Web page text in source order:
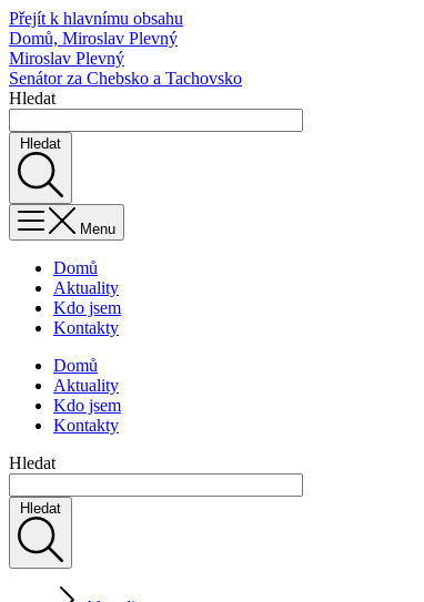
Přejít k hlavnímu obsahu
Domů, Miroslav Plevný
Miroslav Plevný
Senátor za Chebsko a Tachovsko
Hledat
Hledat
Menu
Domů
Aktuality
Kdo jsem
Kontakty
Domů
Aktuality
Kdo jsem
Kontakty
Hledat
Hledat